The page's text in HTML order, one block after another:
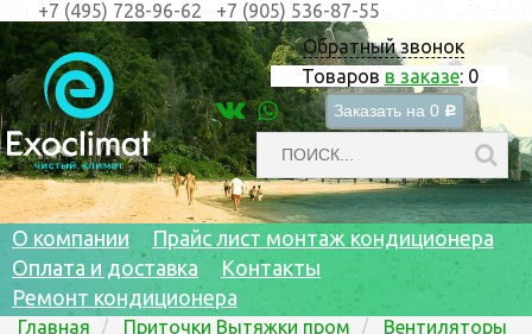
Обратный звонок
Товаров в заказе: 0
Заказать на 0 c
+7 (495) 728-96-62 +7 (905) 536-87-55
О компании
Прайс лист монтаж кондиционера
Оплата и доставка
Контакты
Ремонт кондиционера
Главная Приточки Вытяжки пром
Вентиляторы